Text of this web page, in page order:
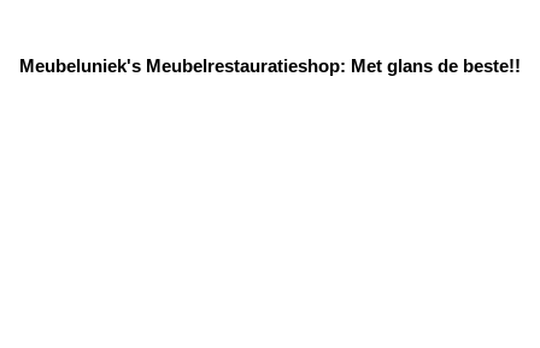
Meubeluniek's Meubelrestauratieshop: Met glans de beste!!